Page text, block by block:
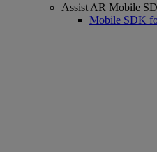
Assist AR Mobile
Mobile SDK